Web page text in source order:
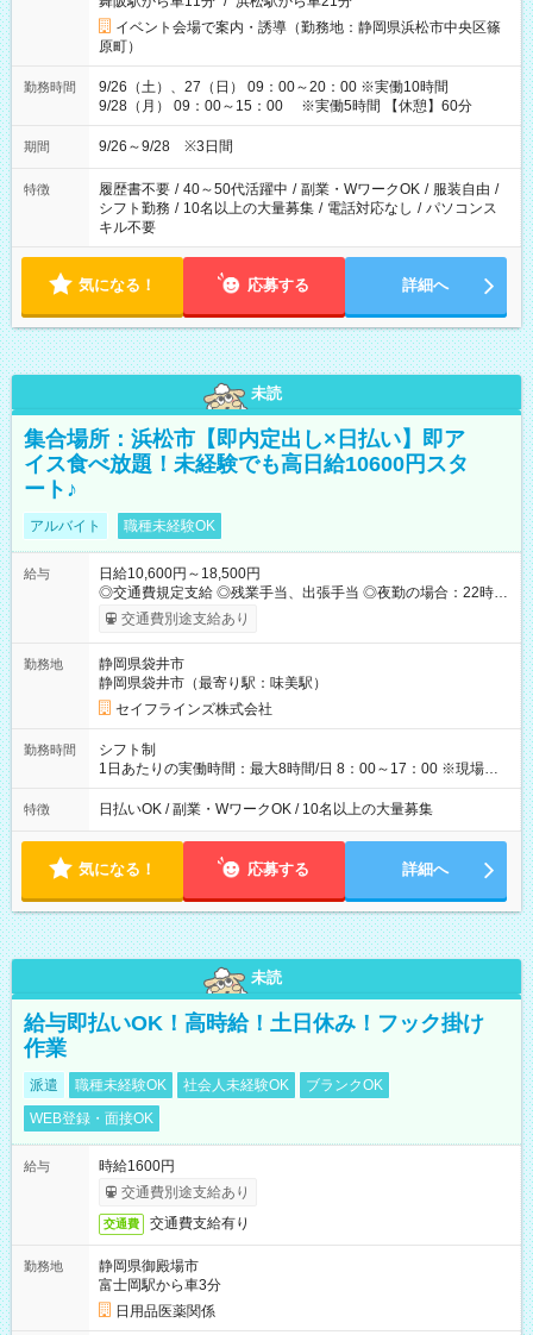
イベント会場で案内・誘導（勤務地：静岡県浜松市中央区篠
原町）
勤務時間
9/26（土）、27（日） 09：00～20：00 ※実働10時間
9/28（月） 09：00～15：00 ※実働5時間 【休憩】60分
期間 9/26～9/28 ※3日間
特徴 履歴書不要 / 40～50代活躍中 / 副業・WワークOK / 服装自由 /
シフト勤務 / 10名以上の大量募集 / 電話対応なし / パソコンス
キル不要
気になる！ 応募する 詳細へ
未読
集合場所：浜松市【即内定出し×日払い】即ア
イス食べ放題！未経験でも高日給10600円スタ
ート♪
アルバイト 職種未経験OK
給与
日給10,600円～18,500円
◎交通費規定支給 ◎残業手当、出張手当 ◎夜勤の場合：22時～
翌5時は割増給与 ◎日払い・週払い可(希望者／条件有) ◎社食あ
ダブルワークも可能です☺ ◎髪色、ピアス、タトゥーOK おしゃ
れも自由に楽しめます！ 【試用期間】試用期間あり 試用期間の
長さ：3ヶ月 雇用形態、給与は本採用時と同じです。
交通費別途支給あり
勤務地
静岡県袋井市
静岡県袋井市（最寄り駅：味美駅）
セイフラインズ株式会社
勤務時間
シフト制
1日あたりの実働時間：最大8時間/日 8：00～17：00 ※現場によ
っては多少時間は前後します ▶残業ほとんどなし！ ▶時間より
早く終わることの方が多いと思います。現場によっては午前中
望の方は夜勤（21:00～6:00）のお仕事も可能。
特徴 日払いOK / 副業・WワークOK / 10名以上の大量募集
気になる！ 応募する 詳細へ
未読
給与即払いOK！高時給！土日休み！フック掛け
作業
派遣 職種未経験OK 社会人未経験OK
ブランクOK
WEB登録・面接OK
給与
時給1600円
交通費別途支給あり
交通費 交通費支給有り
勤務地
静岡県御殿場市
富士岡駅から車3分
日用品医薬関係